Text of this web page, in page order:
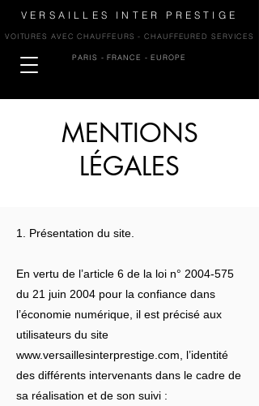
VERSAILLES INTER PRESTIGE
VOITURES AVEC CHAUFFEURS - CHAUFFEURED SERVICES
PARIS - FRANCE - EUROPE
MENTIONS
LÉGALES
1. Présentation du site.
En vertu de l’article 6 de la loi n° 2004-575
du 21 juin 2004 pour la confiance dans
l’économie numérique, il est précisé aux
utilisateurs du site
www.versaillesinterprestige.com , l’identité
des différents intervenants dans le cadre de
sa réalisation et de son suivi :